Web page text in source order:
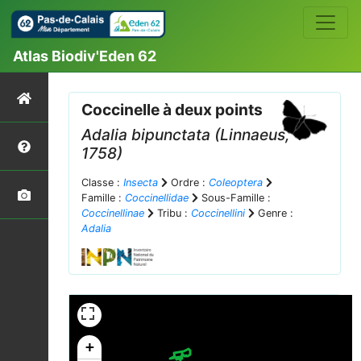
Atlas Biodiv'Eden 62
Coccinelle à deux points
Adalia bipunctata (Linnaeus,
1758)
Classe : Insecta Ordre : Coleoptera
Famille : Coccinellidae
Sous-Famille :
Coccinellinae
Tribu : Coccinellini
Genre :
Adalia
+